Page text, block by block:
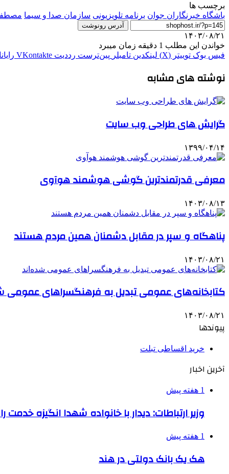
برچسب ها
باشگاه خبرنگاران جوان برنامه تلویزیونی سازمان صدا و سیما
آدرس رونوشت
۱۴۰۳/۰۸/۲۱
خواندن این مطلب 1 دقیقه زمان میبرد
فیس بوک توییتر (X) لینکدین ‫تامبلر ‫پین‌ترست ‫رددیت ‫VKontakte
نوشته های مشابه
گرایش های طراحی وب سایت
۱۳۹۹/۰۴/۱۴
معرفی قدرتمندترین گوشی هوشمند هوآوی
۱۴۰۳/۰۸/۱۳
پناهگاه و سپر در مقابل دشمنان همین مردم هستند
۱۴۰۳/۰۸/۲۱
کتابخانه‌های عمومی تبدیل به فرهنگسراهای عمومی
۱۴۰۳/۰۸/۲۱
پیوندها
خرید اقساطی تبلت
آخرین اخبار
1 هفته پیش
وزیر ارتباطات: دیدار با خانواده شهدا انگیزه
1 هفته پیش
هک یک بانک دولتی در هند